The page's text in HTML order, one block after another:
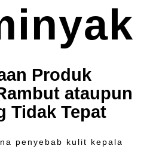
Produk
ataupun
Tidak Tepat
penyebab kulit kepala